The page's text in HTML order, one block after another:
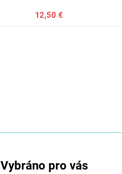
12,50 €
Vybráno pro vás